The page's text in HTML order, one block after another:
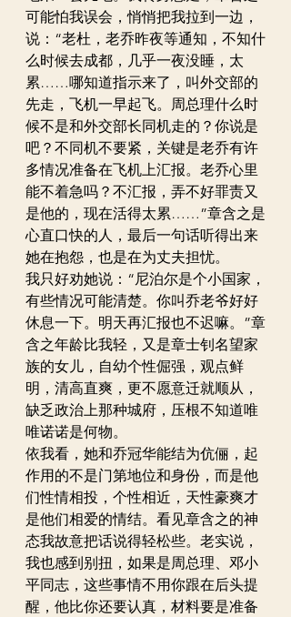
可能怕我误会，悄悄把我拉到一边，
说：“老杜，老乔昨夜等通知，不知什
么时候去成都，几乎一夜没睡，太
累……哪知道指示来了，叫外交部的
先走，飞机一早起飞。周总理什么时
候不是和外交部长同机走的？你说是
吧？不同机不要紧，关键是老乔有许
多情况准备在飞机上汇报。老乔心里
能不着急吗？不汇报，弄不好罪责又
是他的，现在活得太累……”章含之是
心直口快的人，最后一句话听得出来
她在抱怨，也是在为丈夫担忧。
我只好劝她说：“尼泊尔是个小国家，
有些情况可能清楚。你叫乔老爷好好
休息一下。明天再汇报也不迟嘛。”章
含之年龄比我轻，又是章士钊名望家
族的女儿，自幼个性倔强，观点鲜
明，清高直爽，更不愿意迁就顺从，
缺乏政治上那种城府，压根不知道唯
唯诺诺是何物。
依我看，她和乔冠华能结为伉俪，起
作用的不是门第地位和身份，而是他
们性情相投，个性相近，天性豪爽才
是他们相爱的情结。看见章含之的神
态我故意把话说得轻松些。老实说，
我也感到别扭，如果是周总理、邓小
平同志，这些事情不用你跟在后头提
醒，他比你还要认真，材料要是准备